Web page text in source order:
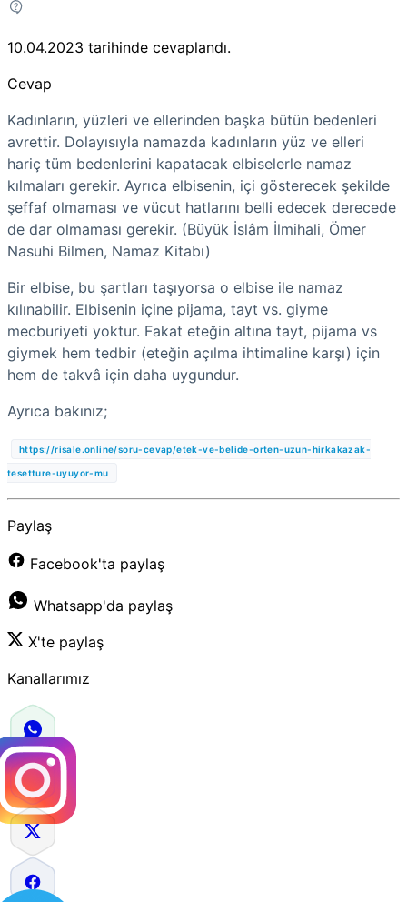
10.04.2023 tarihinde cevaplandı.
Cevap
Kadınların, yüzleri ve ellerinden başka bütün bedenleri
avrettir. Dolayısıyla namazda kadınların yüz ve elleri
hariç tüm bedenlerini kapatacak elbiselerle namaz
kılmaları gerekir. Ayrıca elbisenin, içi gösterecek şekilde
şeffaf olmaması ve vücut hatlarını belli edecek derecede
de dar olmaması gerekir. (Büyük İslâm İlmihali, Ömer
Nasuhi Bilmen, Namaz Kitabı)
Bir elbise, bu şartları taşıyorsa o elbise ile namaz
kılınabilir. Elbisenin içine pijama, tayt vs. giyme
mecburiyeti yoktur. Fakat eteğin altına tayt, pijama vs
giymek hem tedbir (eteğin açılma ihtimaline karşı) için
hem de takvâ için daha uygundur.
Ayrıca bakınız;
https://risale.online/soru-cevap/etek-ve-belide-orten-uzun-hirkakazak-
tesetture-uyuyor-mu
Paylaş
Facebook'ta paylaş
Whatsapp'da paylaş
X'te paylaş
Kanallarımız